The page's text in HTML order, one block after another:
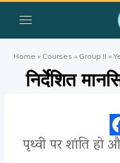
Home » Courses » Group II »
निर्देशित
पृथ्वी पर शांति